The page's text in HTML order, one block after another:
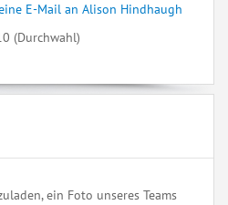
E-Mail an Alison Hindhaugh
(Durchwahl)
ein Foto unseres Teams